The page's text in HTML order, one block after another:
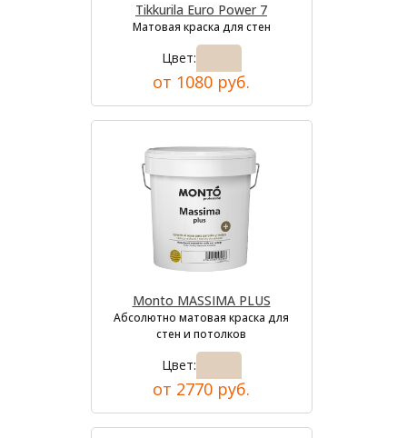
Tikkurila Euro Power 7
Матовая краска для стен
Цвет:
от 1080 руб.
Monto MASSIMA PLUS
Абсолютно матовая краска для
стен и потолков
Цвет:
от 2770 руб.